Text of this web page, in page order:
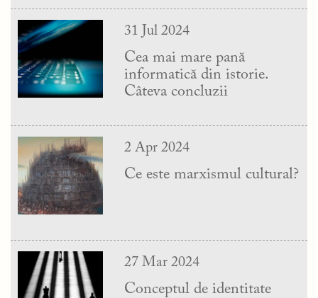
31 Jul 2024
Cea mai mare pană
informatică din istorie.
Câteva concluzii
2 Apr 2024
Ce este marxismul cultural?
27 Mar 2024
Conceptul de identitate